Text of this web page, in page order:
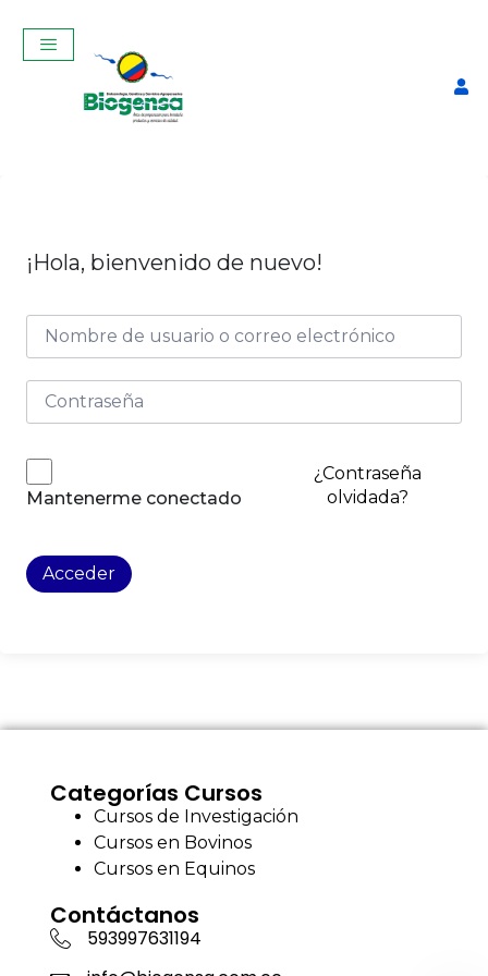
¡Hola, bienvenido de nuevo!
Mantenerme conectado
¿Contraseña
olvidada?
Acceder
Categorías Cursos
Cursos de Investigación
Cursos en Bovinos
Cursos en Equinos
Contáctanos
593997631194
Catéter de Inseminación